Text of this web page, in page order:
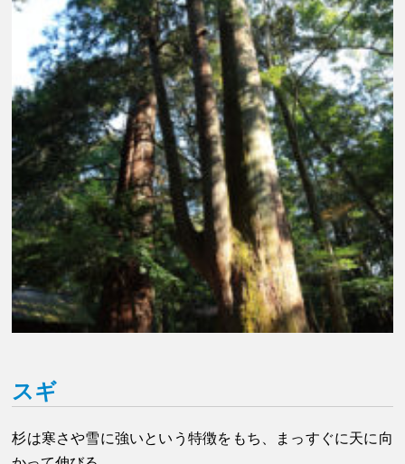
スギ
杉は寒さや雪に強いという特徴をもち、まっすぐに天に向